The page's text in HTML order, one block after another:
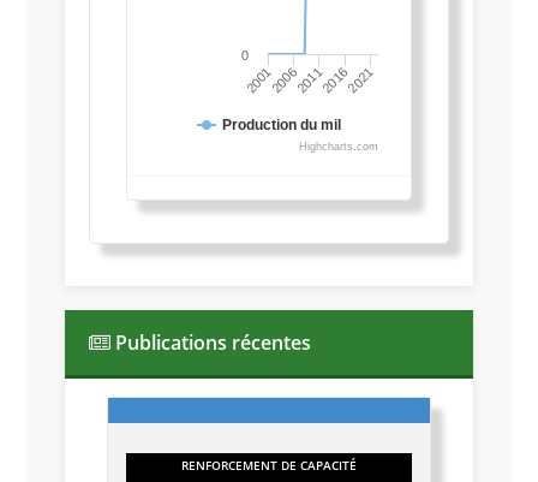
Production du mil
2001 2016
20062011 2021
0
Highcharts.com
Publications récentes
RENFORCEMENT DE CAPACITÉ